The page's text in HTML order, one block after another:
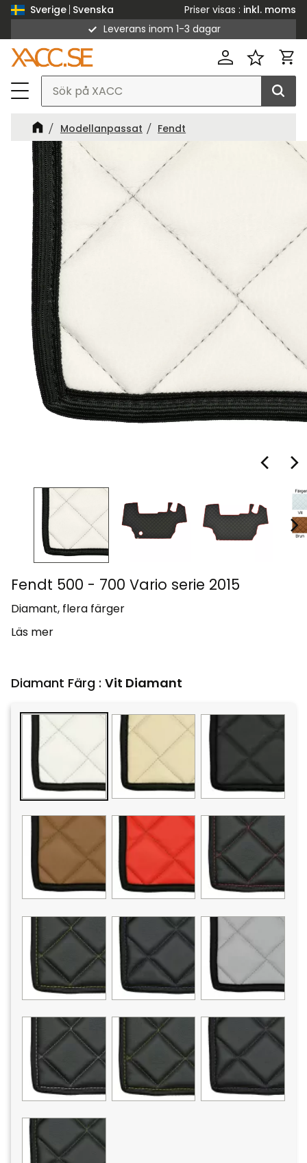
Sverige Svenska Priser visas
inkl. moms
Leverans inom 1-3 dagar
Modellanpassat Fendt
Fendt 500 - 700 Vario serie 2015
Diamant, flera färger
Läs mer
Diamant Färg : Vit Diamant